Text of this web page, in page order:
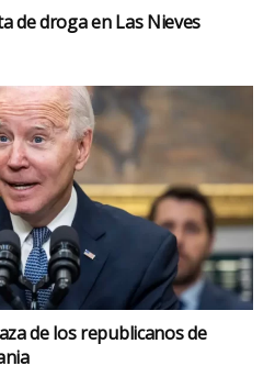
de droga en Las Nieves
de los republicanos de